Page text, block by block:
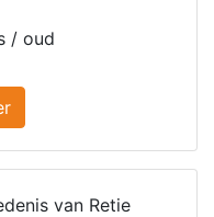
/ oud
van Retie